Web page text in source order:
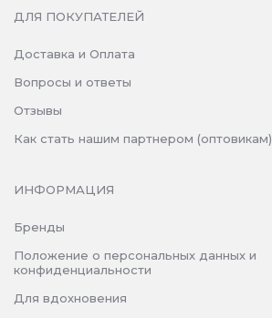
ДЛЯ ПОКУПАТЕЛЕЙ
Доставка и Оплата
Вопросы и ответы
Отзывы
Как стать нашим партнером (оптовикам)
ИНФОРМАЦИЯ
Бренды
Положение о персональных данных и
конфиденциальности
Для вдохновения